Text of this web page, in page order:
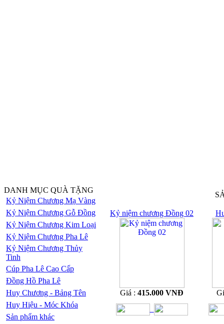
DANH MỤC QUÀ TẶNG
Kỷ Niệm Chương Mạ Vàng
Kỷ Niệm Chương Gỗ Đồng
Kỷ Niệm Chương Kim Loại
Kỷ Niệm Chương Pha Lê
Kỷ Niệm Chương Thủy
Tinh
Cúp Pha Lê Cao Cấp
Đồng Hồ Pha Lê
Huy Chương - Bảng Tên
Huy Hiệu - Móc Khóa
Sản phẩm khác
Kỷ niệm chương Đồng 02
Giá : 415.000 VNĐ